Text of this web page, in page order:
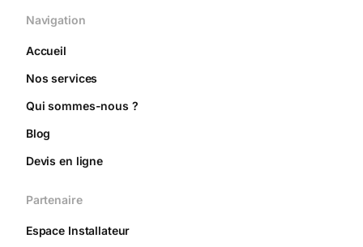
Navigation
Accueil
Nos services
Qui sommes-nous ?
Blog
Devis en ligne
Partenaire
Espace Installateur